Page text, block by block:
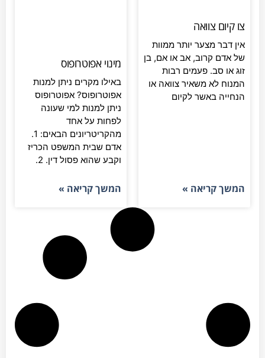
צו קיום צוואה
אין דבר מצער יותר ממוות
של אדם קרוב, אב או אם, בן
זוג או סב. פעמים רבות
המנוח לא משאיר צוואה או
הנחייה באשר לקיום
המשך קריאה »
מינוי אפוטרופוס
באילו מקרים ניתן למנות
אפוטרופוס? אפוטרופוס
ניתן למנות למי שעונה
לפחות על אחד
מהקריטריונים הבאים: 1.
אדם שבית המשפט הכריז
וקבע שהוא פסול דין. 2.
המשך קריאה »